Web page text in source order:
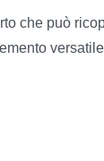
che può